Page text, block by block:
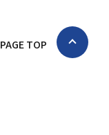
PAGE TOP